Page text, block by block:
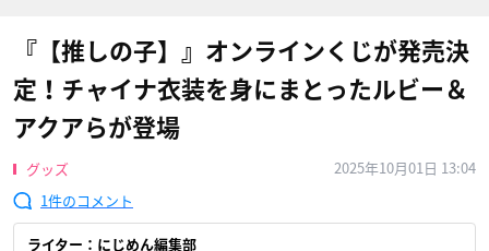
『【推しの子】』オンラインくじが発売決
定！チャイナ衣装を身にまとったルビー＆
アクアらが登場
グッズ
2025年10月01日 13:04
1
ライター：にじめん編集部